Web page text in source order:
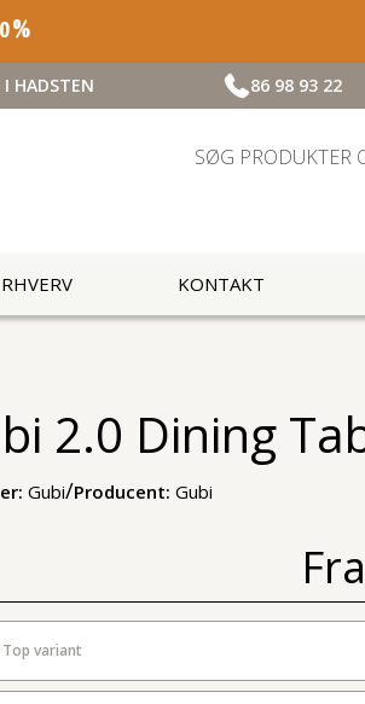
I HADSTEN 86 98 93 22
KONTAKT
2.0 Dining
Gubi/Producent:Gubi
Fra
variant